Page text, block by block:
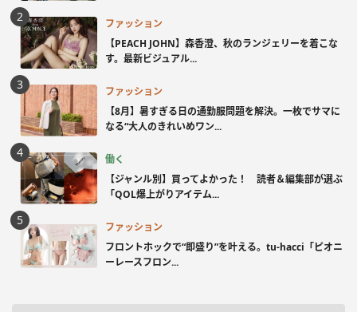
ファッション
【PEACH JOHN】森香澄、秋のランジェリーを着こな
す。最新ビジュアル...
ファッション
【8月】暑すぎる日の通勤服問題を解決。一枚でサマに
なる“大人のきれいめワン...
働く
【ジャンル別】買ってよかった！ 読者＆編集部が選ぶ
「QOL爆上がりアイテム...
ファッション
フロントホックで“即盛り”を叶える。tu-hacci「ピオニ
ーレースフロン...